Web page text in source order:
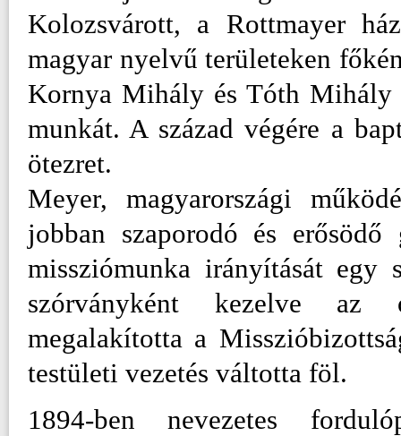
Kolozsvárott, a Rottmayer
magyar nyelvű területeken
Kornya Mihály és Tóth Mihály
munkát. A század végére a
ötezret.
Meyer, magyarországi
jobban szaporodó és
missziómunka irányítását egy
szórványként kezelve az
megalakította a
testületi vezetés váltotta föl.
1894-ben nevezetes